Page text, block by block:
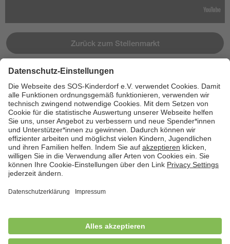
Zurück zum Stellenmarkt
Jetzt bewerben